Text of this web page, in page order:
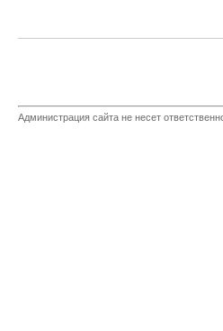
Администрация сайта не несет